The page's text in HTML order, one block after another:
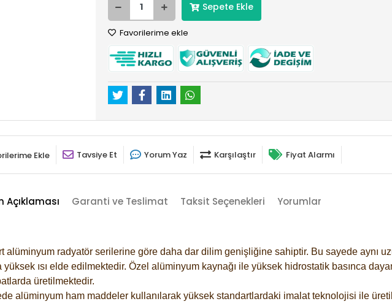
Sepete Ekle
Favorilerime ekle
Ekle Tavsiye Et Yorum Yaz Karşılaştır Fiyat Alarmı
Açıklaması Garanti ve Teslimat Taksit Seçenekleri Yorumlar
radyatör serilerine göre daha dar dilim genişliğine sahiptir. Bu sayede aynı
ısı elde edilmektedir. Özel alüminyum kaynağı ile yüksek hidrostatik basınca
üretilmektedir.
alüminyum ham maddeler kullanılarak yüksek standartlardaki imalat teknolojisi ile